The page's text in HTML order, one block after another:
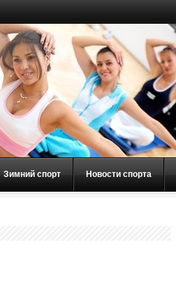
Зимний спорт Новости спорта